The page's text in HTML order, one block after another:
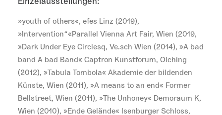
»youth of others«, efes Linz (2019),
»Intervention“«Parallel Vienna Art Fair, Wien (2019,
»Dark Under Eye Circlesq, Ve.sch Wien (2014), »A bad
band A bad Band« Captron Kunstforum, Olching
(2012), »Tabula Tombola« Akademie der bildenden
Künste, Wien (2011), »A means to an end« Former
Bellstreet, Wien (2011), »The Unhoney« Demoraum K,
Wien (2010), »Ende Gelände« Isenburger Schloss,